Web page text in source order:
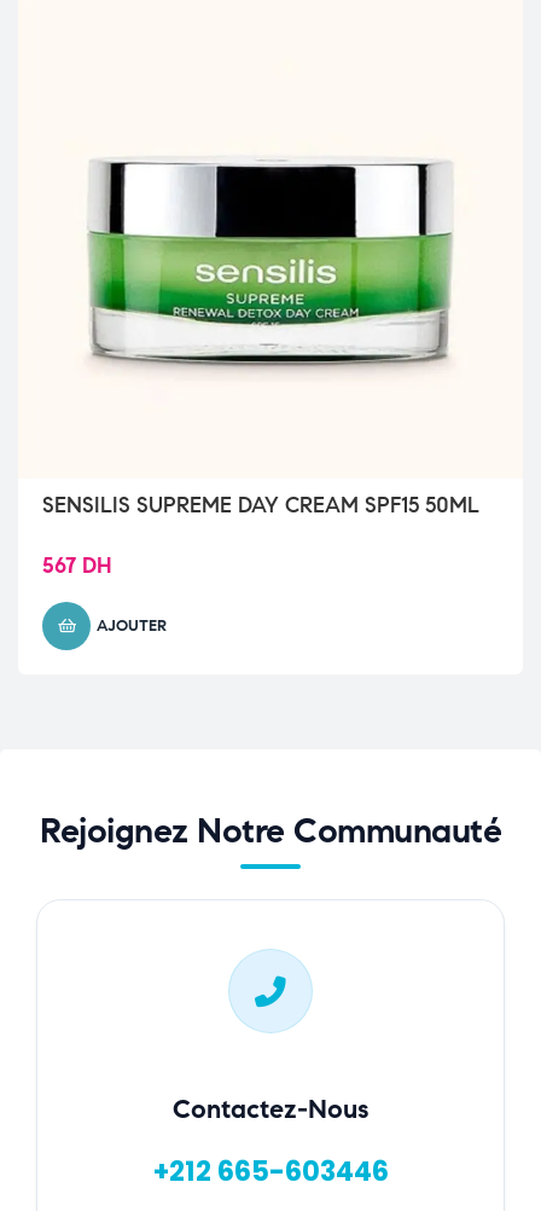
SENSILIS SUPREME DAY CREAM SPF15 50ML
567 DH
AJOUTER
Rejoignez Notre Communauté
Contactez-Nous
+212 665-603446